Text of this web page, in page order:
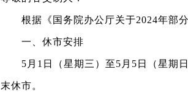
根据《国务院办公厅关于2024年部
一、休市安排
5 月 1 日（星期三）至5 月 5 日（星期
末休市。